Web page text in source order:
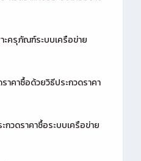
ครุภัณฑ์ระบบเครือข่าย
าคาซื้อด้วยวิธีประกวดราคา
กวดราคาซื้อระบบเครือข่าย